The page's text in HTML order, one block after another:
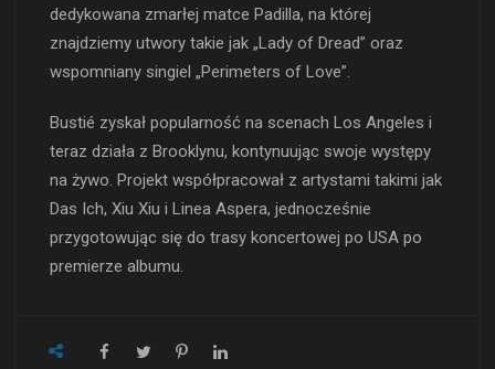
dedykowana zmarłej matce Padilla, na której
znajdziemy utwory takie jak „Lady of Dread” oraz
wspomniany singiel „Perimeters of Love”.
Bustié zyskał popularność na scenach Los Angeles i
teraz działa z Brooklynu, kontynuując swoje występy
na żywo. Projekt współpracował z artystami takimi jak
Das Ich, Xiu Xiu i Linea Aspera, jednocześnie
przygotowując się do trasy koncertowej po USA po
premierze albumu.